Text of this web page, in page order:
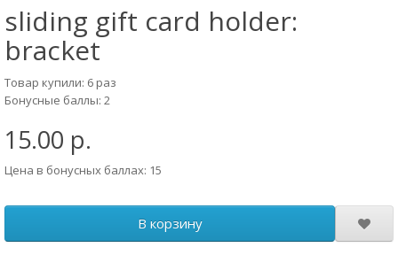
sliding gift card holder:
bracket
Товар купили: 6 раз
Бонусные баллы: 2
15.00 р.
Цена в бонусных баллах: 15
В корзину